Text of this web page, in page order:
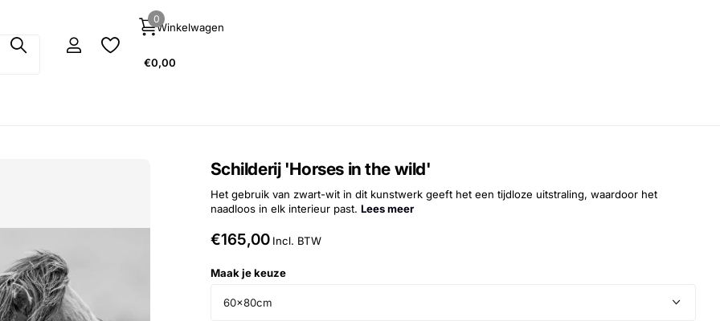
Winkelwagen
0
€0,00
Schilderij 'Horses in the wild'
Het gebruik van zwart-wit in dit kunstwerk geeft het een tijdloze uitstraling, waardoor het
naadloos in elk interieur past. Lees meer
€165,00 Incl. BTW
Maak je keuze
60x80cm